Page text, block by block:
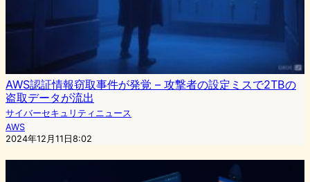
AWS認証情報窃取事件が発覚 – 攻撃者の設定ミスで2TBの
盗取データが流出
サイバーセキュリティニュース
AWS
2024年12月11日8:02